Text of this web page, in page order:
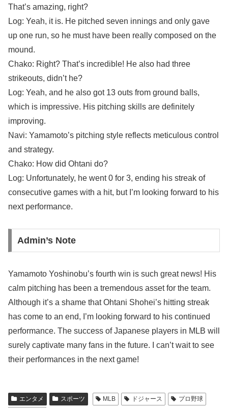
That’s amazing, right?
Log: Yeah, it is. He pitched seven innings and only gave
up one run, so he must have been really composed on the
mound.
Chako: Right? That’s incredible! He also had three
strikeouts, didn’t he?
Log: Yeah, and he also got 13 outs from ground balls,
which is impressive. His pitching skills are definitely
improving.
Navi: Yamamoto’s pitching style reflects meticulous control
and strategy.
Chako: How did Ohtani do?
Log: Unfortunately, he went 0 for 3, ending his streak of
consecutive games with a hit, but I’m looking forward to his
next performance.
Admin’s Note
Yamamoto Yoshinobu’s fourth win is such great news! His
calm pitching has been a tremendous asset for the team.
Although it’s a shame that Ohtani Shohei’s hitting streak
has come to an end, I’m looking forward to his continued
performance. The success of Japanese players in MLB will
surely captivate many fans in the future. I can’t wait to see
their performances in the next game!
エンタメ スポーツ MLB ドジャース
プロ野球